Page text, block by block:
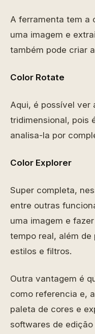
A ferramenta tem a
uma imagem e
também pode criar
Color Rotate
Aqui, é possível ver
tridimensional, pois
analisa-la por
Color Explorer
Super completa,
entre outras
uma imagem e
tempo real, além
estilos e filtros.
Outra vantagem é
como referencia e,
paleta de cores e
softwares de